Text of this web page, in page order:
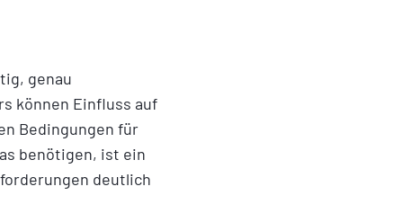
genau
können Einfluss auf
Bedingungen für
benötigen, ist ein
deutlich